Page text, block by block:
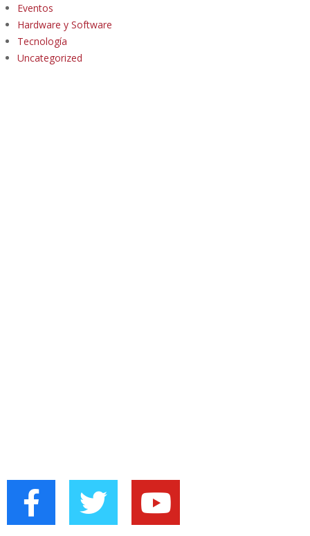
Eventos
Hardware y Software
Tecnología
Uncategorized